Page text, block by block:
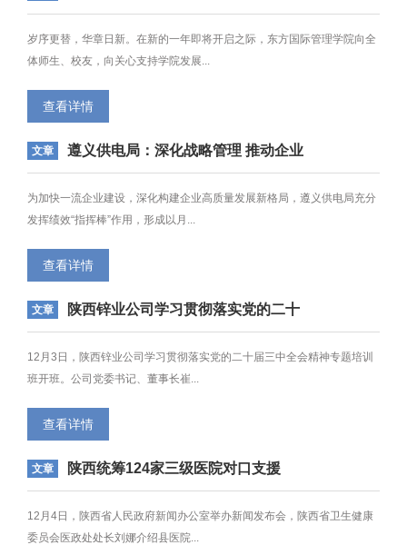
岁序更替，华章日新。在新的一年即将开启之际，东方国际管理学院向全
体师生、校友，向关心支持学院发展...
查看详情
文章
遵义供电局：深化战略管理 推动企业
为加快一流企业建设，深化构建企业高质量发展新格局，遵义供电局充分
发挥绩效“指挥棒”作用，形成以月...
查看详情
文章
陕西锌业公司学习贯彻落实党的二十
12月3日，陕西锌业公司学习贯彻落实党的二十届三中全会精神专题培训
班开班。公司党委书记、董事长崔...
查看详情
文章
陕西统筹124家三级医院对口支援
12月4日，陕西省人民政府新闻办公室举办新闻发布会，陕西省卫生健康
委员会医政处处长刘娜介绍县医院...